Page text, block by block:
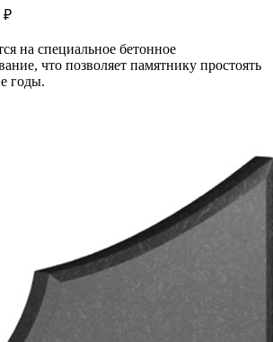
₽
на специальное бетонное
что позволяет памятнику простоять
годы.